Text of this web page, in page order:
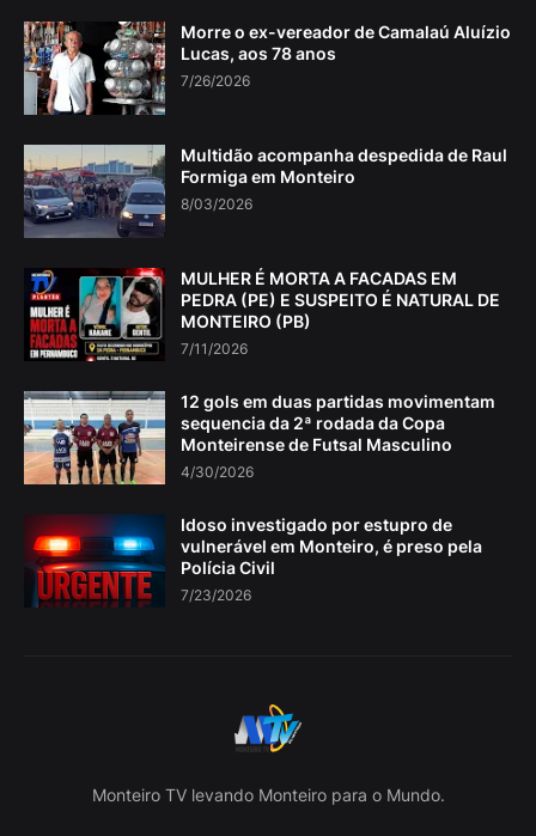
Morre o ex-vereador de Camalaú Aluízio
Lucas, aos 78 anos
7/26/2026
Multidão acompanha despedida de Raul
Formiga em Monteiro
8/03/2026
MULHER É MORTA A FACADAS EM
PEDRA (PE) E SUSPEITO É NATURAL DE
MONTEIRO (PB)
7/11/2026
12 gols em duas partidas movimentam
sequencia da 2ª rodada da Copa
Monteirense de Futsal Masculino
4/30/2026
Idoso investigado por estupro de
vulnerável em Monteiro, é preso pela
Polícia Civil
7/23/2026
Monteiro TV levando Monteiro para o Mundo.